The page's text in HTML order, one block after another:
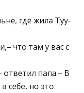
где жила Туу-
что там у вас с
ответил папа.– В
себе, но это